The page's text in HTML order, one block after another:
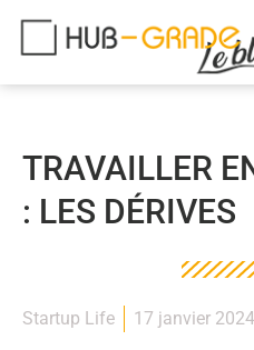
TRAVAILLER
: LES DÉRIVES
Startup Life 17 janvier 2024